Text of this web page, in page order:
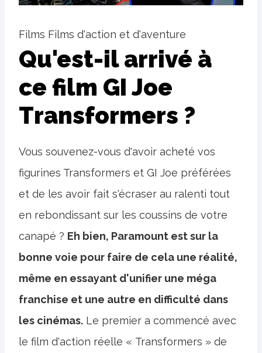
Films Films d'action et d'aventure
Qu'est-il arrivé à
ce film GI Joe
Transformers ?
Vous souvenez-vous d'avoir acheté vos
figurines Transformers et GI Joe préférées
et de les avoir fait s'écraser au ralenti tout
en rebondissant sur les coussins de votre
canapé ? Eh bien, Paramount est sur la
bonne voie pour faire de cela une réalité,
même en essayant d'unifier une méga
franchise et une autre en difficulté dans
les cinémas. Le premier a commencé avec
le film d'action réelle « Transformers » de